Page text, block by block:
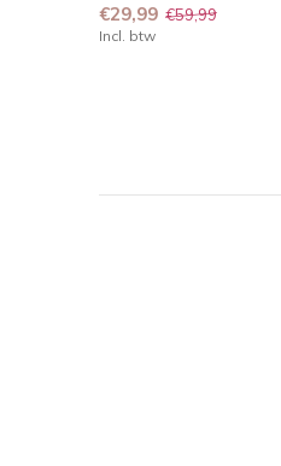
€29,99 €59,99
Incl. btw